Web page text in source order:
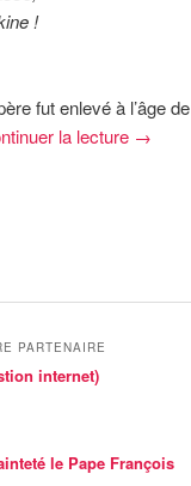
!
fut enlevé à l’âge de
la lecture →
PARTENAIRE
internet)
le Pape François